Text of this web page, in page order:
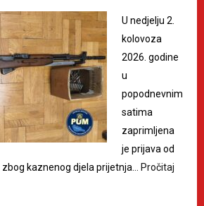
U nedjelju 2.
kolovoza
2026. godine
u
popodnevnim
satima
zaprimljena
je prijava od
kaznenog djela prijetnja… Pročitaj